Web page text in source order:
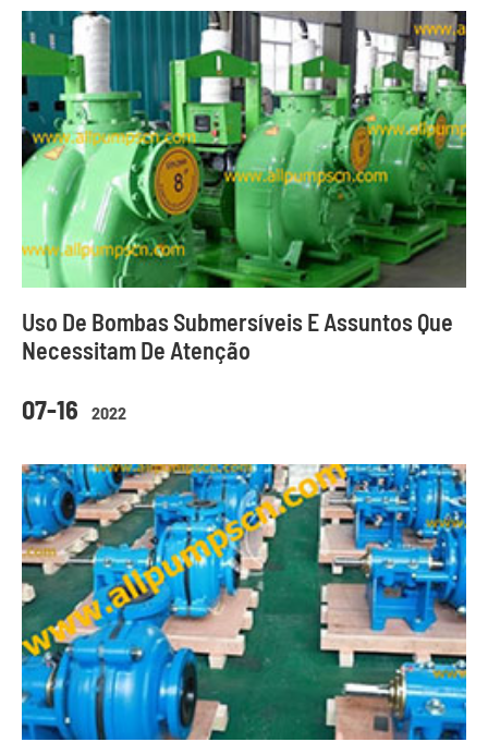
07-16 2022
Uso De Bombas Submersíveis E Assuntos Que
Necessitam De Atenção